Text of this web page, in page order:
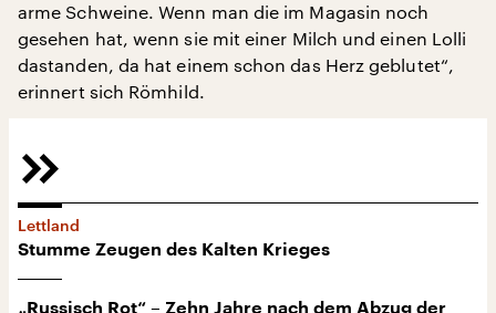
arme Schweine. Wenn man die im Magasin noch
gesehen hat, wenn sie mit einer Milch und einen Lolli
dastanden, da hat einem schon das Herz geblutet“,
erinnert sich Römhild.
Lettland
Stumme Zeugen des Kalten Krieges
„Russisch Rot“ – Zehn Jahre nach dem Abzug der